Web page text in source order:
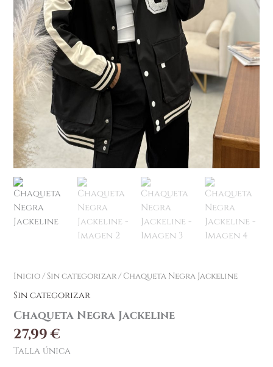
Inicio/Sin categorizar/ Chaqueta Negra Jackeline
Sin categorizar
Chaqueta Negra Jackeline
27,99€
Talla única